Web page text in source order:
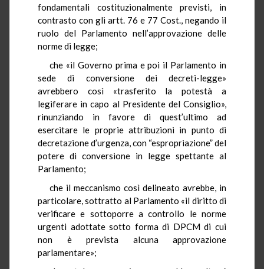
fondamentali costituzionalmente previsti, in
contrasto con gli artt. 76 e 77 Cost., negando il
ruolo del Parlamento nell’approvazione delle
norme di legge;
che «il Governo prima e poi il Parlamento in
sede di conversione dei decreti-legge»
avrebbero così «trasferito la potestà a
legiferare in capo al Presidente del Consiglio»,
rinunziando in favore di quest’ultimo ad
esercitare le proprie attribuzioni in punto di
decretazione d’urgenza, con “espropriazione” del
potere di conversione in legge spettante al
Parlamento;
che il meccanismo così delineato avrebbe, in
particolare, sottratto al Parlamento «il diritto di
verificare e sottoporre a controllo le norme
urgenti adottate sotto forma di DPCM di cui
non è prevista alcuna approvazione
parlamentare»;